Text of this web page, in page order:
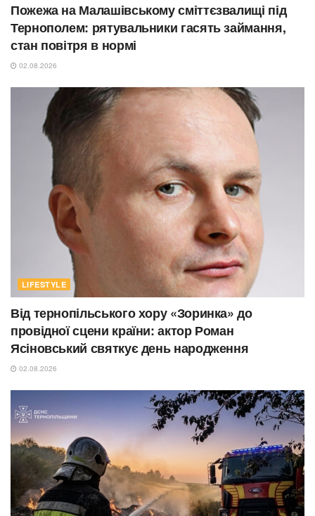
Пожежа на Малашівському сміттєзвалищі під
Тернополем: рятувальники гасять займання,
стан повітря в нормі
02.08.2026
LIFESTYLE
Від тернопільського хору «Зоринка» до
провідної сцени країни: актор Роман
Ясіновський святкує день народження
02.08.2026